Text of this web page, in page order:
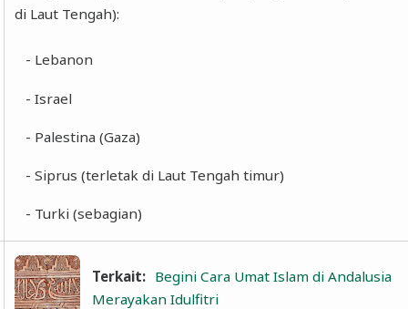
di Laut Tengah):
- Lebanon
- Israel
- Palestina (Gaza)
- Siprus (terletak di Laut Tengah timur)
- Turki (sebagian)
Terkait: Begini Cara Umat Islam di Andalusia
Merayakan Idulfitri